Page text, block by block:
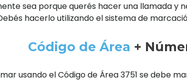
sea porque querés hacer una llamada y
hacerlo utilizando el sistema de
Código de Área +
usando el Código de Área 3751 se debe